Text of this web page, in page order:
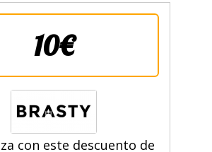
10€
con este descuento de